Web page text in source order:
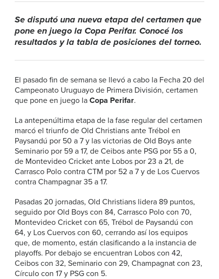
Se disputó una nueva etapa del certamen que
pone en juego la Copa Perifar. Conocé los
resultados y la tabla de posiciones del torneo.
El pasado fin de semana se llevó a cabo la Fecha 20 del
Campeonato Uruguayo de Primera División, certamen
que pone en juego la Copa Perifar.
La antepenúltima etapa de la fase regular del certamen
marcó el triunfo de Old Christians ante Trébol en
Paysandú por 50 a 7 y las victorias de Old Boys ante
Seminario por 59 a 17, de Ceibos ante PSG por 55 a 0,
de Montevideo Cricket ante Lobos por 23 a 21, de
Carrasco Polo contra CTM por 52 a 7 y de Los Cuervos
contra Champagnar 35 a 17.
Pasadas 20 jornadas, Old Christians lidera 89 puntos,
seguido por Old Boys con 84, Carrasco Polo con 70,
Montevideo Cricket con 65, Trébol de Paysandú con
64, y Los Cuervos con 60, cerrando así los equipos
que, de momento, están clasificando a la instancia de
playoffs. Por debajo se encuentran Lobos con 42,
Ceibos con 32, Seminario con 29, Champagnat con 23,
Círculo con 17 y PSG con 5.